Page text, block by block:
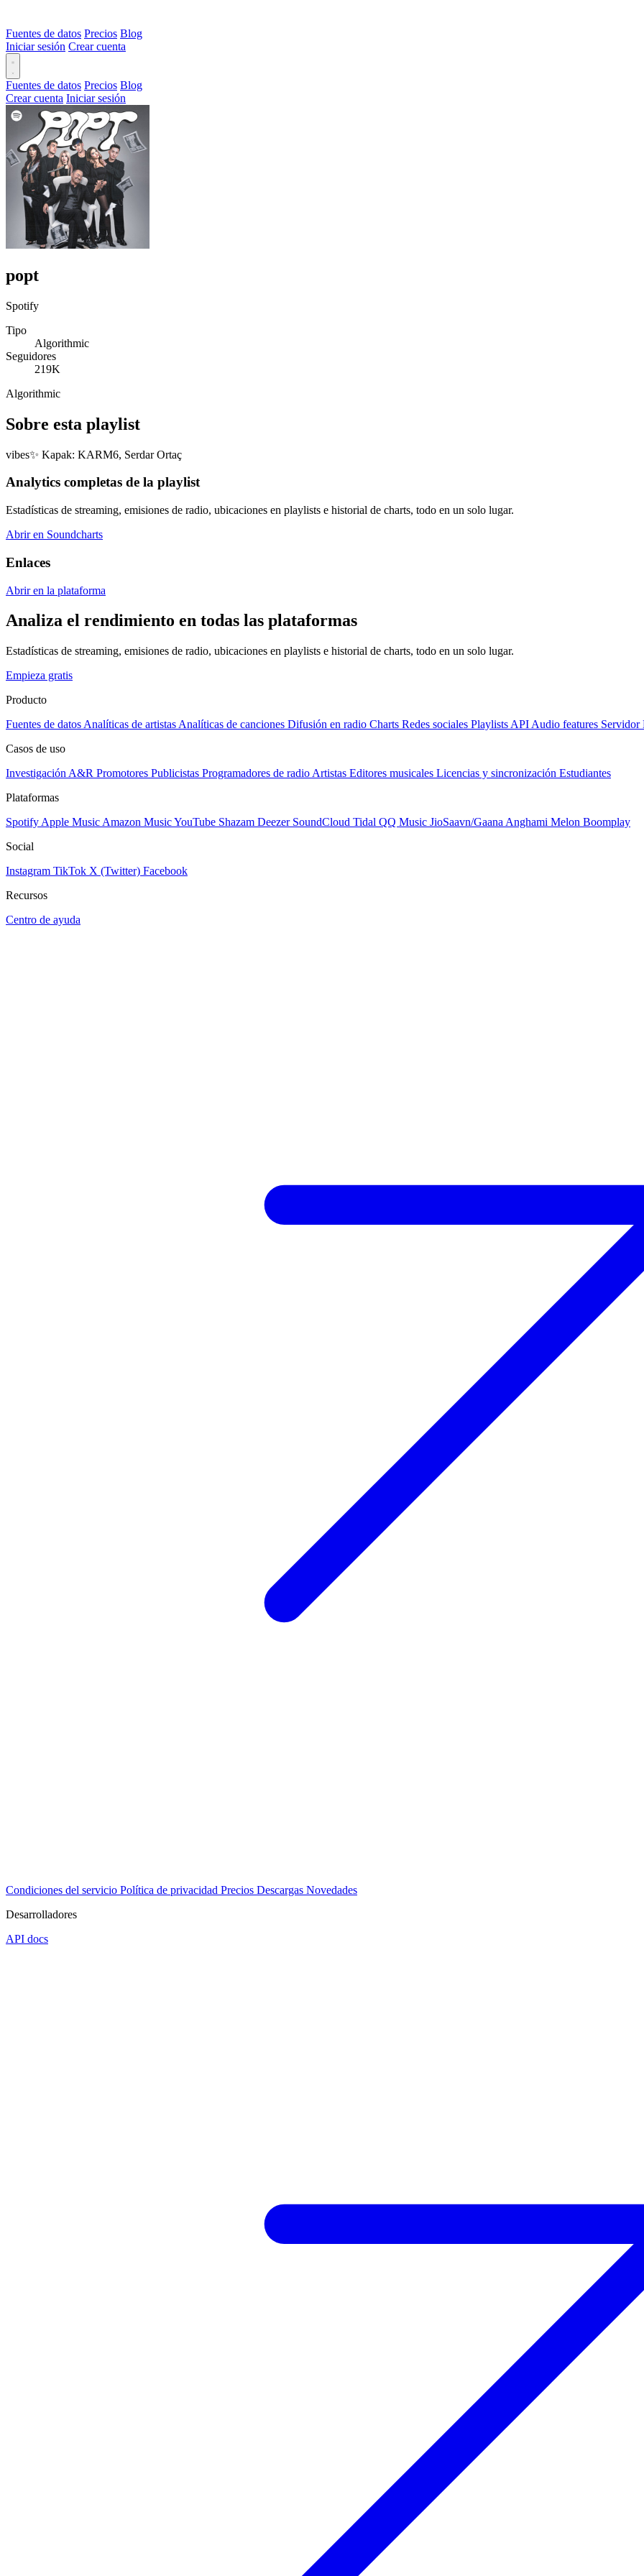
Fuentes de datos Precios Blog
Iniciar sesión Crear cuenta
Fuentes de datos Precios Blog
Crear cuenta Iniciar sesión
popt
Spotify
Tipo
Algorithmic
Seguidores
219K
Algorithmic
Sobre esta playlist
vibes✨ Kapak: KARM6, Serdar Ortaç
Analytics completas de la playlist
Estadísticas de streaming, emisiones de radio, ubicaciones en playlists e historial de charts, todo en un solo lugar.
Abrir en Soundcharts
Enlaces
Abrir en la plataforma
Analiza el rendimiento en todas las plataformas
Estadísticas de streaming, emisiones de radio, ubicaciones en playlists e historial de charts, todo en un solo lugar.
Empieza gratis
Producto
Fuentes de datos Analíticas de artistas Analíticas de canciones Difusión en radio Charts Redes sociales Playlists API Audio features Servidor
Casos de uso
Investigación A&R Promotores Publicistas Programadores de radio Artistas Editores musicales Licencias y sincronización Estudiantes
Plataformas
Spotify Apple Music Amazon MusicYouTube Shazam Deezer SoundCloud Tidal QQ Music JioSaavn/Gaana Anghami Melon Boomplay
Social
Instagram TikTok X (Twitter) Facebook
Recursos
Centro de ayuda
Condiciones del servicio Política de privacidad Precios Descargas Novedades
Desarrolladores
API docs